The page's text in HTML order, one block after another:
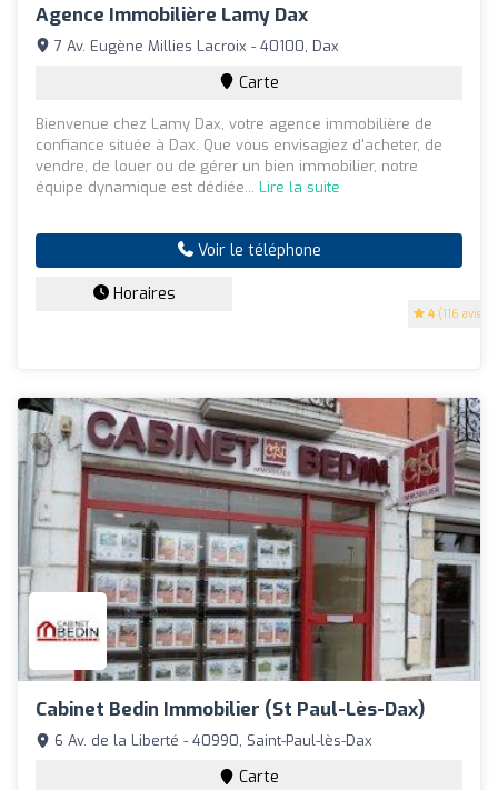
Agence Immobilière Lamy Dax
4 (116 avis)
7 Av. Eugène Millies Lacroix - 40100, Dax
Carte
Bienvenue chez Lamy Dax, votre agence immobilière de
confiance située à Dax. Que vous envisagiez d'acheter, de
vendre, de louer ou de gérer un bien immobilier, notre
équipe dynamique est dédiée... Lire la suite
Voir le téléphone
Horaires
Cabinet Bedin Immobilier (St Paul-Lès-Dax)
6 Av. de la Liberté - 40990, Saint-Paul-lès-Dax
Carte